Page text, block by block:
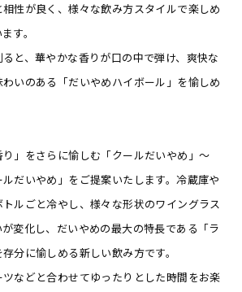
性が良く、様々な飲み方スタイルで楽しめ
す。
と、華やかな香りが口の中で弾け、爽快な
いのある「だいやめハイボール」を愉しめ
」をさらに愉しむ「クールだいやめ」～
だいやめ」をご提案いたします。冷蔵庫や
ルごと冷やし、様々な形状のワイングラス
変化し、だいやめの最大の特長である「ラ
分に愉しめる新しい飲み方です。
などと合わせてゆったりとした時間をお楽